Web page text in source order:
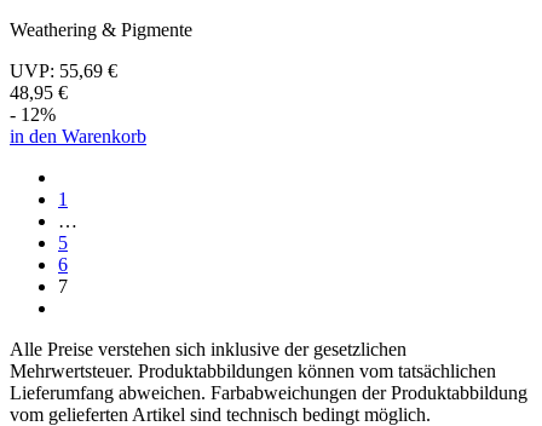
Weathering & Pigmente
UVP: 55,69 €
48,95 €
- 12%
in den Warenkorb
1
…
5
6
7
Alle Preise verstehen sich inklusive der gesetzlichen
Mehrwertsteuer. Produktabbildungen können vom tatsächlichen
Lieferumfang abweichen. Farbabweichungen der Produktabbildung
vom gelieferten Artikel sind technisch bedingt möglich.